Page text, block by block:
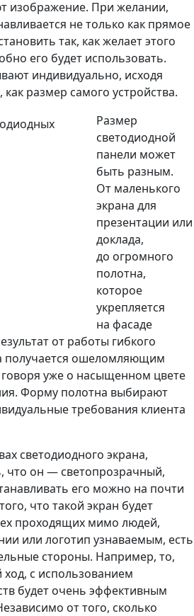
изображение. При желании,
не только как прямое
так, как желает этого
его будет использовать.
индивидуально, исходя
размер самого устройства.
Размер
светодиодной
панели может
быть разным.
От маленького
экрана для
презентации или
доклада,
до огромного
полотна,
которое
укрепляется
на фасаде
от работы гибкого
получается ошеломляющим
уже о насыщенном цвете
Форму полотна выбирают
требования клиента
светодиодного экрана,
что он — светопрозрачный,
его можно на почти
что такой экран будет
проходящих мимо людей,
или логотип узнаваемым, есть
стороны. Например, то,
с использованием
будет очень эффективным
от того, сколько